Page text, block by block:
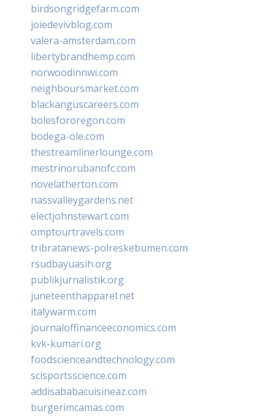
birdsongridgefarm.com
joiedevivblog.com
valera-amsterdam.com
libertybrandhemp.com
norwoodinnwi.com
neighboursmarket.com
blackanguscareers.com
bolesfororegon.com
bodega-ole.com
thestreamlinerlounge.com
mestrinorubanofc.com
novelatherton.com
nassvalleygardens.net
electjohnstewart.com
omptourtravels.com
tribratanews-polreskebumen.com
rsudbayuasih.org
publikjurnalistik.org
juneteenthapparel.net
italywarm.com
journaloffinanceeconomics.com
kvk-kumari.org
foodscienceandtechnology.com
scisportsscience.com
addisababacuisineaz.com
burgerimcamas.com